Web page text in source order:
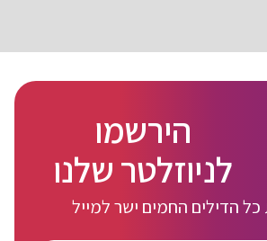
הירשמו
לניוזלטר שלנו